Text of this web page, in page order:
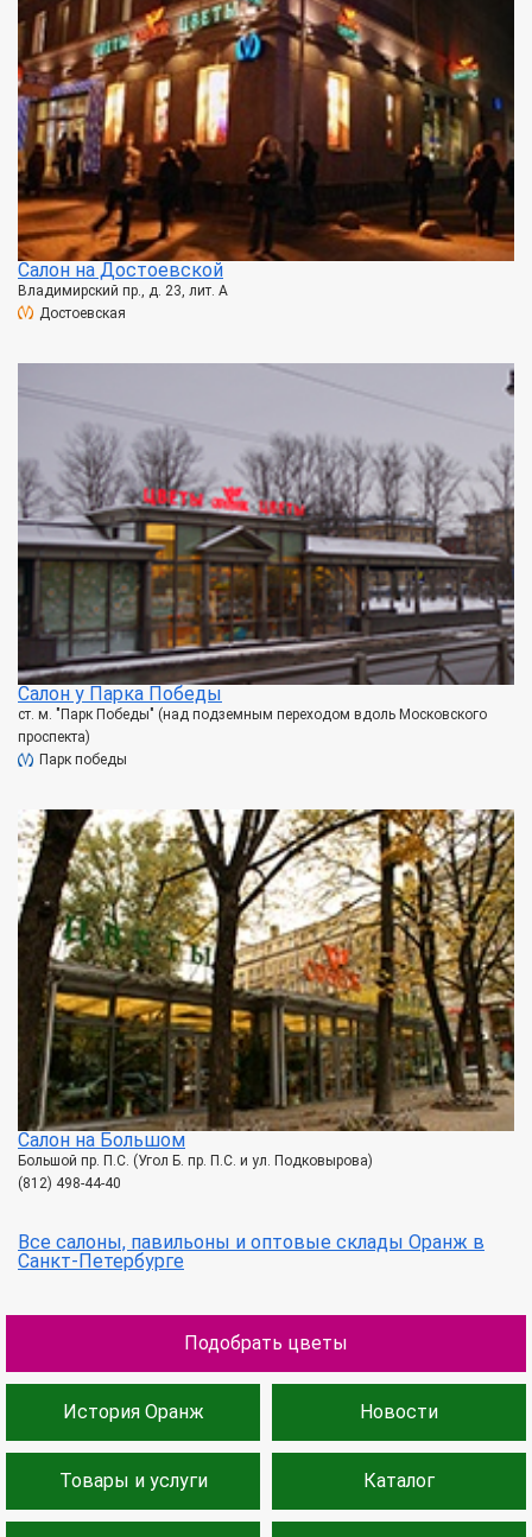
Салон на Достоевской
Владимирский пр., д. 23, лит. А
Достоевская
Салон у Парка Победы
ст. м. "Парк Победы" (над подземным переходом вдоль Московского
проспекта)
Парк победы
Салон на Большом
Большой пр. П.С. (Угол Б. пр. П.С. и ул. Подковырова)
(812) 498-44-40
Все салоны, павильоны и оптовые склады Оранж в
Санкт-Петербурге
Подобрать цветы
История Оранж Новости
Товары и услуги Каталог